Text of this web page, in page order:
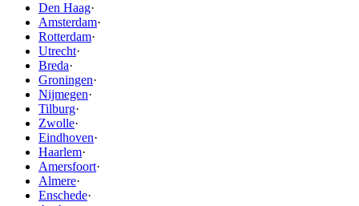
Den Haag·
Amsterdam·
Rotterdam·
Utrecht·
Breda·
Groningen·
Nijmegen·
Tilburg·
Zwolle·
Eindhoven·
Haarlem·
Amersfoort·
Almere·
Enschede·